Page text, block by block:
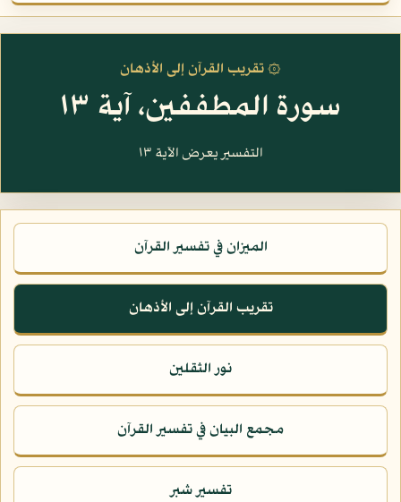
۞ تقريب القرآن إلى الأذهان
سورة المطففين، آية ١٣
التفسير يعرض الآية ١٣
الميزان في تفسير القرآن
تقريب القرآن إلى الأذهان
نور الثقلين
مجمع البيان في تفسير القرآن
تفسير شبر